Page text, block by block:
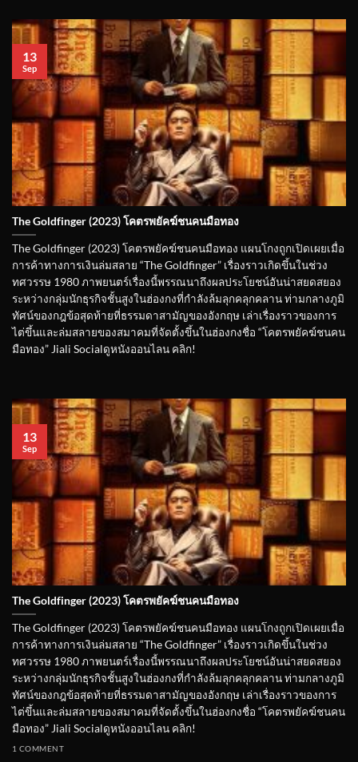
The Goldfinger (2023) โคตรพยัคฆ์ชนคนมือทอง
The Goldfinger (2023) โคตรพยัคฆ์ชนคนมือทอง แผนโกงถูกเปิดเผยเมื่อ
การค้าทางการเงินล่มสลาย “The Goldfinger” เรื่องราวเกิดขึ้นในช่วง
ทศวรรษ 1980 ภาพยนตร์เรื่องนี้พรรณนาถึงผลประโยชน์อันน่าสยดสยอง
ระหว่างกลุ่มนักธุรกิจชั้นสูงในฮ่องกงที่กำลังล้มลุกคลุกคลาน ท่ามกลางภูมิ
ทัศน์ของกฎข้อสุดท้ายที่ธรรมดาสามัญของอังกฤษ เล่าเรื่องราวของการ
ไต่ขึ้นและล่มสลายของสมาคมที่จัดตั้งขึ้นในฮ่องกงชื่อ “โคตรพยัคฆ์ชนคน
มือทอง” Jiali Socialดูหนังออนไลน คลิก!
13
Sep
The Goldfinger (2023) โคตรพยัคฆ์ชนคนมือทอง
The Goldfinger (2023) โคตรพยัคฆ์ชนคนมือทอง แผนโกงถูกเปิดเผยเมื่อ
การค้าทางการเงินล่มสลาย “The Goldfinger” เรื่องราวเกิดขึ้นในช่วง
ทศวรรษ 1980 ภาพยนตร์เรื่องนี้พรรณนาถึงผลประโยชน์อันน่าสยดสยอง
ระหว่างกลุ่มนักธุรกิจชั้นสูงในฮ่องกงที่กำลังล้มลุกคลุกคลาน ท่ามกลางภูมิ
ทัศน์ของกฎข้อสุดท้ายที่ธรรมดาสามัญของอังกฤษ เล่าเรื่องราวของการ
ไต่ขึ้นและล่มสลายของสมาคมที่จัดตั้งขึ้นในฮ่องกงชื่อ “โคตรพยัคฆ์ชนคน
มือทอง” Jiali Socialดูหนังออนไลน คลิก!
1 COMMENT
13
Sep